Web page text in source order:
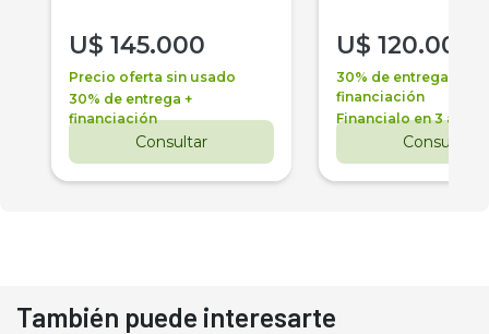
U$ 145.000
Precio oferta sin usado
30% de entrega +
financiación
Consultar
U$ 120.000
30% de entrega +
financiación
Financialo en 3 años
Consultar
También puede interesarte